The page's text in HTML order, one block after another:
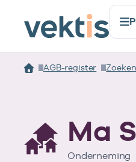
AGB-register Zoeken
Ma
Onderneming